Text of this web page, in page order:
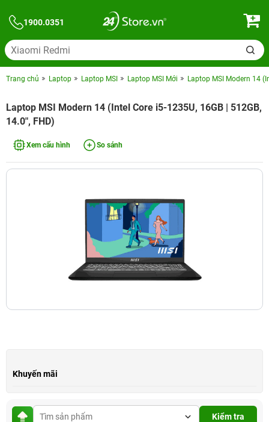
1900.0351
Trang chủ Laptop Laptop MSI Laptop MSI Mới Laptop MSI Modern 14
Laptop MSI Modern 14 (Intel Core i5-1235U, 16GB | 512GB,
14.0", FHD)
Xem cấu hình So sánh
Khuyến mãi
Kiểm tra